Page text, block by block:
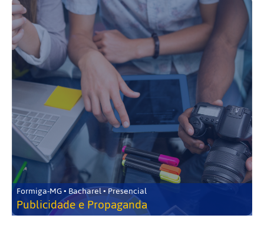
Formiga-MG • Bacharel • Presencial
Publicidade e Propaganda